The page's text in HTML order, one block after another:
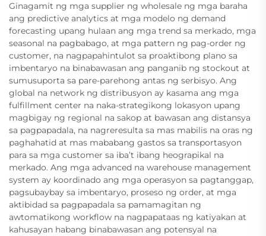
Ginagamit ng mga supplier ng wholesale ng mga baraha
ang predictive analytics at mga modelo ng demand
forecasting upang hulaan ang mga trend sa merkado, mga
seasonal na pagbabago, at mga pattern ng pag-order ng
customer, na nagpapahintulot sa proaktibong plano sa
imbentaryo na binabawasan ang panganib ng stockout at
sumusuporta sa pare-parehong antas ng serbisyo. Ang
global na network ng distribusyon ay kasama ang mga
fulfillment center na naka-strategikong lokasyon upang
magbigay ng regional na sakop at bawasan ang distansya
sa pagpapadala, na nagreresulta sa mas mabilis na oras ng
paghahatid at mas mababang gastos sa transportasyon
para sa mga customer sa iba’t ibang heograpikal na
merkado. Ang mga advanced na warehouse management
system ay koordinado ang mga operasyon sa pagtanggap,
pagsubaybay sa imbentaryo, proseso ng order, at mga
aktibidad sa pagpapadala sa pamamagitan ng
awtomatikong workflow na nagpapataas ng katiyakan at
kahusayan habang binabawasan ang potensyal na